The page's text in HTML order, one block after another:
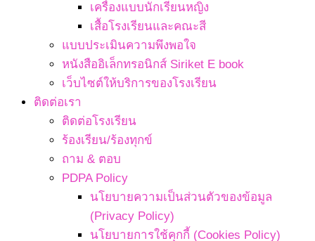
เครื่องแบบนักเรียนหญิง
เสื้อโรงเรียนและคณะสี
แบบประเมินความพึงพอใจ
หนังสืออิเล็กทรอนิกส์ Siriket E book
เว็บไซต์ให้บริการของโรงเรียน
ติดต่อเรา
ติดต่อโรงเรียน
ร้องเรียน/ร้องทุกข์
ถาม & ตอบ
PDPA Policy
นโยบายความเป็นส่วนตัวของข้อมูล
(Privacy Policy)
นโยบายการใช้คุกกี้ (Cookies Policy)